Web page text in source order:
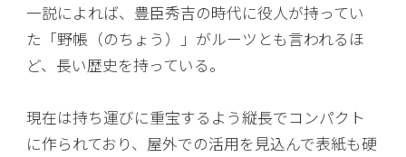
一説によれば、豊臣秀吉の時代に役人が持ってい
た「野帳（のちょう）」がルーツとも言われるほ
ど、長い歴史を持っている。
現在は持ち運びに重宝するよう縦長でコンパクト
に作られており、屋外での活用を見込んで表紙も硬